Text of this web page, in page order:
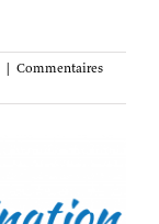
| Commentaires